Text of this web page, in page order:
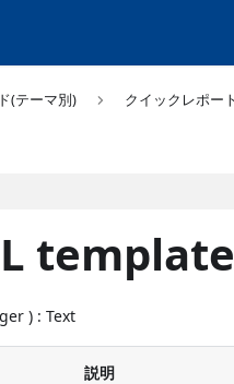
(テーマ別) クイックレポート
template
) : Text
説明